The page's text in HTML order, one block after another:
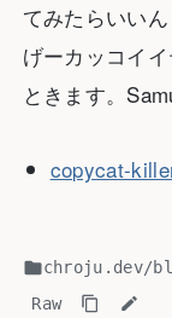
てみたらいい
げーカッコイ
ときます。
copycat-
chroju.dev/
Raw